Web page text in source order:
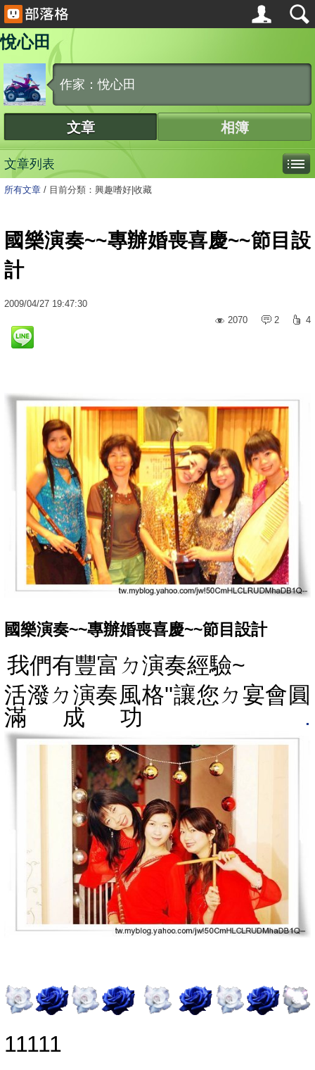
悅心田
作家：悅心田
文章 相簿
文章列表
所有文章 / 目前分類：興趣嗜好|收藏
國樂演奏~~專辦婚喪喜慶~~節目設
計
2009/04/27 19:47:30
2070
2 4
國樂演奏~~專辦婚喪喜慶~~節目設計
我們有豐富ㄉ演奏經驗~
活潑ㄉ演奏風格''讓您ㄉ宴會圓
滿成功 .
11111